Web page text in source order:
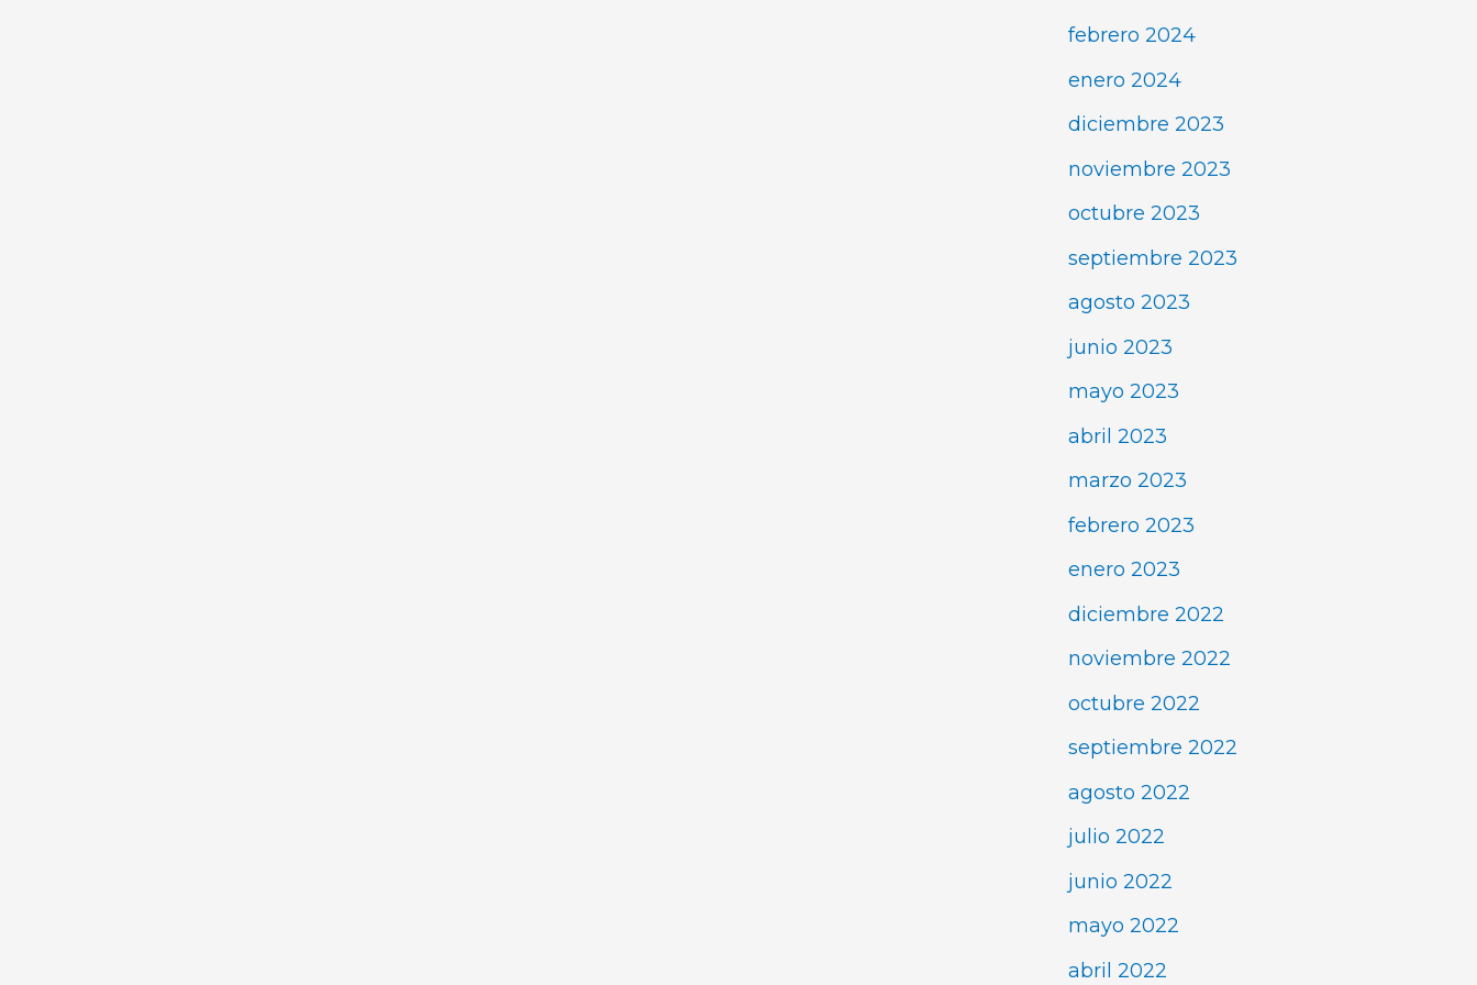
febrero 2024
enero 2024
diciembre 2023
noviembre 2023
octubre 2023
septiembre 2023
agosto 2023
junio 2023
mayo 2023
abril 2023
marzo 2023
febrero 2023
enero 2023
diciembre 2022
noviembre 2022
octubre 2022
septiembre 2022
agosto 2022
julio 2022
junio 2022
mayo 2022
abril 2022